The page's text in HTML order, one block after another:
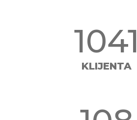
1324
KLIJENTA